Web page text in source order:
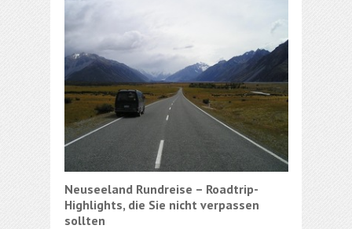
Neuseeland Rundreise – Roadtrip-
Highlights, die Sie nicht verpassen
sollten